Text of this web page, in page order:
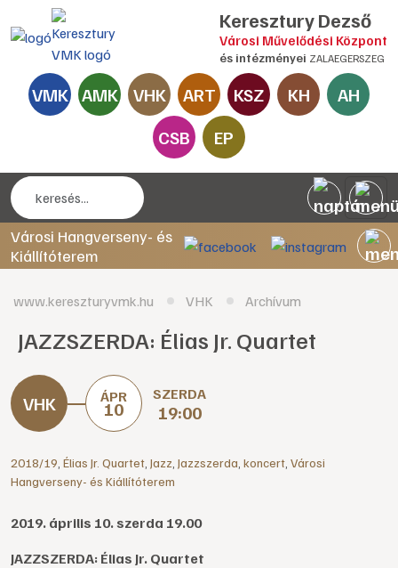
Keresztury Dezső
Városi Művelődési Központ
és intézményei ZALAEGERSZEG
VMK AMK VHK ART KSZ KH
AH
CSB
EP
Városi Hangverseny- és
Kiállítóterem
www.kereszturyvmk.hu VHK Archívum
JAZZSZERDA: Élias Jr. Quartet
ÁPR
10
SZERDA
19:00
2018/19 Élias Jr. Quartet Jazz Jazzszerda koncert Városi
Hangverseny- és Kiállítóterem
2019. április 10. szerda 19.00
JAZZSZERDA: Élias Jr. Quartet